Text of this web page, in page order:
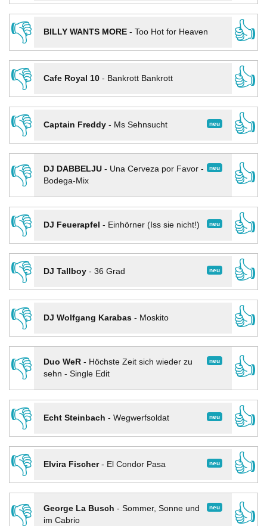
👎
BILLY WANTS MORE- Too Hot for Heaven
👍
👎
Cafe Royal 10- Bankrott Bankrott
👍
👎
neu
Captain Freddy- Ms Sehnsucht
👍
👎
neu
DJ DABBELJU- Una Cerveza por Favor -
Bodega-Mix
👍
👎
neu
DJ Feuerapfel - Einhörner (Iss sie nicht!)
👍
👎
neu
DJ Tallboy- 36 Grad
👍
👎
DJ Wolfgang Karabas- Moskito
👍
👎
neu
Duo WeR- Höchste Zeit sich wieder zu
sehn - Single Edit
👍
👎
neu
Echt Steinbach - Wegwerfsoldat
👍
👎
neu
Elvira Fischer- El Condor Pasa
👍
👎
neu
George La Busch - Sommer, Sonne und
im Cabrio
👍